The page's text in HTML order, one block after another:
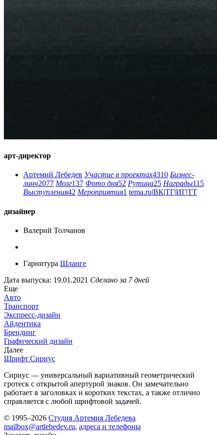
арт-директор
Артемий Лебедев Участие в проектах4310 Бизнес-
линч2077 Мозг137 Фото дня52 Рутина25 Награды115
Выступления42 Мероприятия1 tema.ru|ВК|ТГ|ИГ|ТТ
дизайнер
Валерий Толчанов
Гарнитура Шланге
Дата выпуска: 19.01.2021 Сделано за 7 дней
Еще
Авто
Транспорт
Экспресс-дизайн
Айдентика
Брендинг
Графический дизайн
Далее
Шрифт Сириус
Сириус — универсальный вариативный геометрический
гротеск с открытой апертурой знаков. Он замечательно
работает в заголовках и коротких текстах, а также отлично
справляется с любой шрифтовой задачей.
© 1995–2026 Студия Артемия Лебедева
mailbox@artlebedev.ru, адреса и телефоны